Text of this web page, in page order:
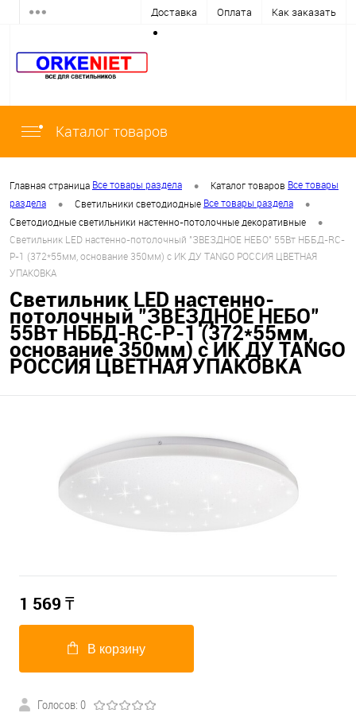
Доставка Оплата Как заказать
Каталог товаров
Главная страница Все товары раздела • Каталог товаров Все товары
раздела
• Светильники светодиодные Все товары раздела •
Светодиодные светильники настенно-потолочные декоративные •
Светильник LED настенно-потолочный "ЗВЕЗДНОЕ НЕБО" 55Вт НББД-RC-
Р-1 (372*55мм, основание 350мм) с ИК ДУ TANGO РОССИЯ ЦВЕТНАЯ
УПАКОВКА
Светильник LED настенно-
потолочный "ЗВЕЗДНОЕ НЕБО"
55Вт НББД-RC-Р-1 (372*55мм,
основание 350мм) с ИК ДУ TANGO
РОССИЯ ЦВЕТНАЯ УПАКОВКА
1 569 ₸
В корзину
Голосов: 0